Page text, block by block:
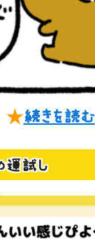
★続きを読む
運試し